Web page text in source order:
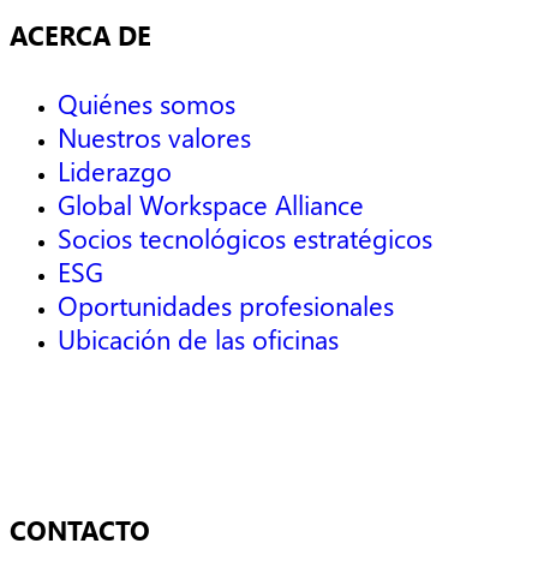
ACERCA DE
Quiénes somos
Nuestros valores
Liderazgo
Global Workspace Alliance
Socios tecnológicos estratégicos
ESG
Oportunidades profesionales
Ubicación de las oficinas
CONTACTO